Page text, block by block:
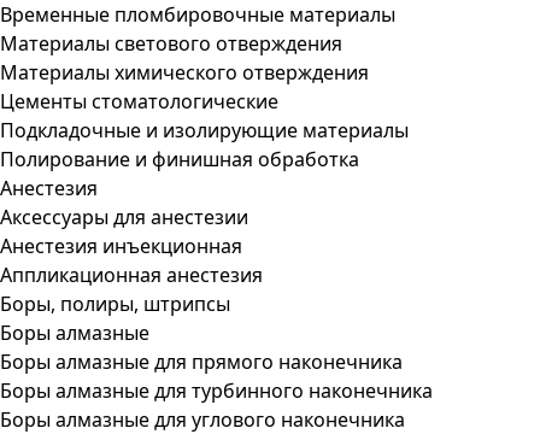
Временные пломбировочные материалы
Материалы светового отверждения
Материалы химического отверждения
Цементы стоматологические
Подкладочные и изолирующие материалы
Полирование и финишная обработка
Анестезия
Аксессуары для анестезии
Анестезия инъекционная
Аппликационная анестезия
Боры, полиры, штрипсы
Боры алмазные
Боры алмазные для прямого наконечника
Боры алмазные для турбинного наконечника
Боры алмазные для углового наконечника